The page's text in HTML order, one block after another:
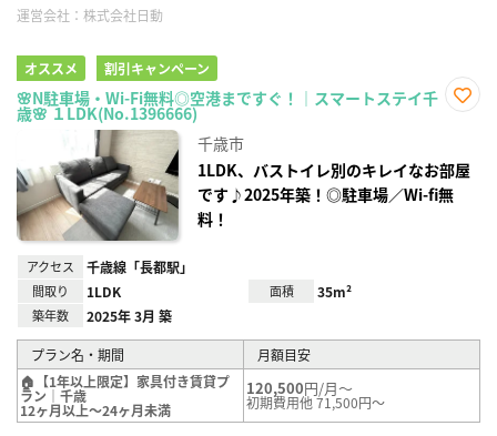
運営会社： 株式会社日動
オススメ 割引キャンペーン
🌸N駐車場・Wi-Fi無料◎空港まですぐ！｜スマートステイ千
歳🌸 １LDK(No.1396666)
録
千歳市
1LDK、バストイレ別のキレイなお部屋
です♪2025年築！◎駐車場／Wi-fi無
料！
アクセス 千歳線「長都駅」
間取り 1LDK 面積 35m²
築年数 2025年 3月 築
プラン名・期間
月額目安
🏠【1年以上限定】家具付き賃貸プ
ラン｜千歳
12ヶ月以上～24ヶ月未満
120,500円/月～
初期費用他 71,500円～